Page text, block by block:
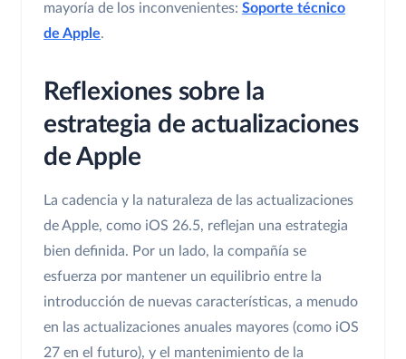
mayoría de los inconvenientes: Soporte técnico
de Apple.
Reflexiones sobre la
estrategia de actualizaciones
de Apple
La cadencia y la naturaleza de las actualizaciones
de Apple, como iOS 26.5, reflejan una estrategia
bien definida. Por un lado, la compañía se
esfuerza por mantener un equilibrio entre la
introducción de nuevas características, a menudo
en las actualizaciones anuales mayores (como iOS
27 en el futuro), y el mantenimiento de la